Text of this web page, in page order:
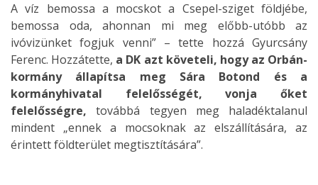
A víz bemossa a mocskot a Csepel-sziget földjébe,
bemossa oda, ahonnan mi meg előbb-utóbb az
ivóvizünket fogjuk venni” – tette hozzá Gyurcsány
Ferenc. Hozzátette, a DK azt követeli, hogy az Orbán-
kormány állapítsa meg Sára Botond és a
kormányhivatal felelősségét, vonja őket
felelősségre, továbbá tegyen meg haladéktalanul
mindent „ennek a mocsoknak az elszállítására, az
érintett földterület megtisztítására”.